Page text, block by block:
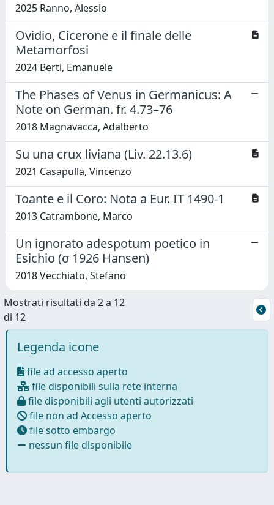
2025 Ranno, Alessio
Ovidio, Cicerone e il finale delle
Metamorfosi
2024 Berti, Emanuele
The Phases of Venus in Germanicus: A
Note on German. fr. 4.73–76
2018 Magnavacca, Adalberto
Su una crux liviana (Liv. 22.13.6)
2021 Casapulla, Vincenzo
Toante e il Coro: Nota a Eur. IT 1490-1
2013 Catrambone, Marco
Un ignorato adespotum poetico in
Esichio (σ 1926 Hansen)
2018 Vecchiato, Stefano
Mostrati risultati da 2 a 12
di 12
Legenda icone
file ad accesso aperto
file disponibili sulla rete interna
file disponibili agli utenti autorizzati
file non ad Accesso aperto
file sotto embargo
nessun file disponibile